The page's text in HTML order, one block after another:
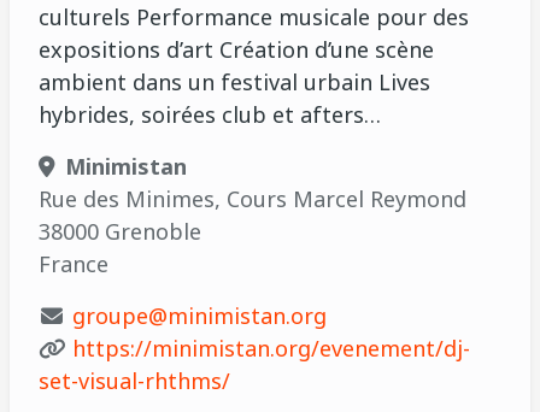
culturels Performance musicale pour des
expositions d’art Création d’une scène
ambient dans un festival urbain Lives
hybrides, soirées club et afters…
Minimistan
Rue des Minimes, Cours Marcel Reymond
38000 Grenoble
France
groupe@minimistan.org
https://minimistan.org/evenement/dj-
set-visual-rhthms/